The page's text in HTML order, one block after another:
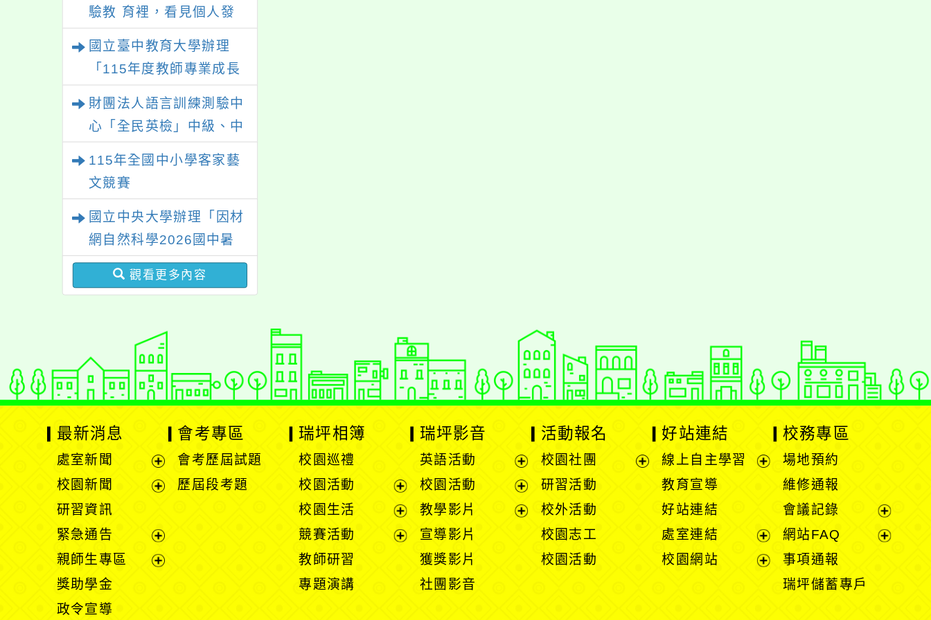
驗教 育裡，看見個人發
展的可能性」
國立臺中教育大學辦理
「115年度教師專業成長
財團法人語言訓練測驗中
心「全民英檢」中級、中
115年全國中小學客家藝
文競賽
國立中央大學辦理「因材
網自然科學2026國中暑
期課程」
觀看更多內容
最新消息
處室新聞
展
單
校園新聞
開
選
單
研習資訊
緊急通告
展
開
親師生專區
獎助學金
政令宣導
會考專區
會考歷屆試題
歷屆段考題
瑞坪相簿
校園巡禮
校園活動
展
開
選
校園生活
展
開
競賽活動
教師研習
專題演講
瑞坪影音
英語活動
展
選
校園活動
展
開
教學影片
宣導影片
獲獎影片
社團影音
活動報名
校園社團
研習活動
校外活動
校園志工
校園活動
好站連結
線上自主學習
單
教育宣導
好站連結
處室連結
展
開
校園網站
校務專區
場地預約
維修通報
會議記錄
展
開
網站FAQ
事項通報
瑞坪儲蓄專戶